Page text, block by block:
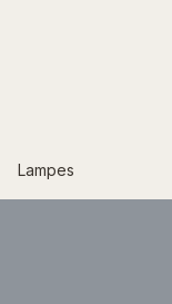
Lampes